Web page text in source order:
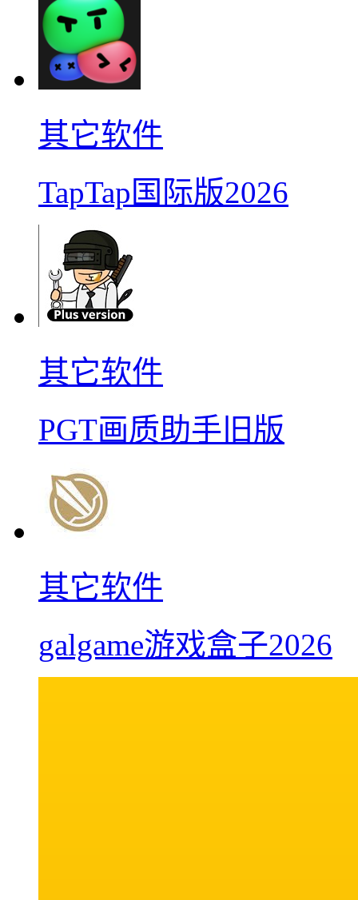
其它软件
TapTap国际版2026
其它软件
PGT画质助手旧版
其它软件
galgame游戏盒子2026